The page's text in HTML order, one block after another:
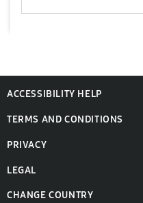
ACCESSIBILITY HELP
TERMS AND CONDITIONS
PRIVACY
LEGAL
CHANGE COUNTRY